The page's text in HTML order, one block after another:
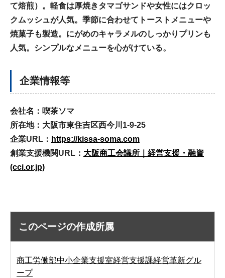
て焙煎）。軽食は厚焼きタマゴサンドや女性にはクロッ
クムッシュが人気。季節に合わせてトーストメニューや
焼菓子も製造。にがめのキャラメルのしっかりプリンも
人気。シンプルなメニューを心がけている。
企業情報等
会社名：喫茶ソマ
所在地：大阪市東住吉区西今川1-9-25
企業URL： https://kissa-soma.com
創業支援機関URL： 大阪商工会議所｜経営支援・融資
(cci.or.jp)
このページの作成所属
商工労働部中小企業支援室経営支援課経営革新グル
ープ